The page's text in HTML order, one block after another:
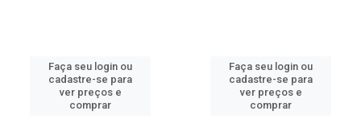
Faça seu login ou
cadastre-se para
ver preços e
comprar
Faça seu login ou
cadastre-se para
ver preços e
comprar